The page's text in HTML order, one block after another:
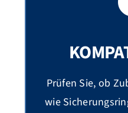
Prüfen Sie, ob
wie